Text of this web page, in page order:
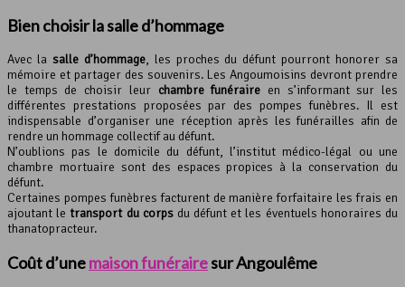
Bien choisir la salle d’hommage
Avec la salle d’hommage, les proches du défunt pourront honorer sa
mémoire et partager des souvenirs. Les Angoumoisins devront prendre
le temps de choisir leur chambre funéraire en s’informant sur les
différentes prestations proposées par des pompes funèbres. Il est
indispensable d’organiser une réception après les funérailles afin de
rendre un hommage collectif au défunt.
N’oublions pas le domicile du défunt, l’institut médico-légal ou une
chambre mortuaire sont des espaces propices à la conservation du
défunt.
Certaines pompes funèbres facturent de manière forfaitaire les frais en
ajoutant le transport du corpsdu défunt et les éventuels honoraires du
thanatopracteur.
Coût d’unemaison funérairesur Angoulême